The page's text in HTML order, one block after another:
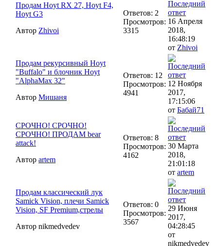
Продам Hoyt RX 27, Hoyt F4,
Hoyt G3
Автор Zhivoi
Ответов: 2
Просмотров:
3315
16 Апреля
2018,
16:48:19
от Zhivoi
Продам рекурсивный Hoyt
"Buffalo" и блочник Hoyt
"AlphaMax 32"
Автор Мишаня
Ответов: 12
Просмотров:
4941
12 Ноября
2017,
17:15:06
от Бабай71
СРОЧНО! СРОЧНО!
СРОЧНО! ПРОДАМ bear
attack!
Автор artem
Ответов: 8
Просмотров:
4162
30 Марта
2018,
21:01:18
от artem
Продам классический лук
Samick Vision, плечи Samick
Vision, SF Premium,стрелы
Автор nikmedvedev
Ответов: 0
Просмотров:
3567
29 Июня
2017,
04:28:45
от
nikmedvedev